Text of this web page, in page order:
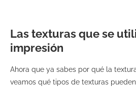
Las texturas que se
impresión
Ahora que ya sabes por qué la
veamos qué tipos de texturas